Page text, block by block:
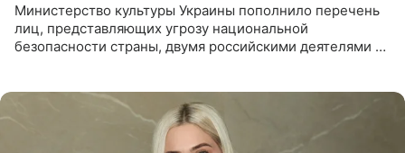
Министерство культуры Украины пополнило перечень
лиц, представляющих угрозу национальной
безопасности страны, двумя российскими деятелями —